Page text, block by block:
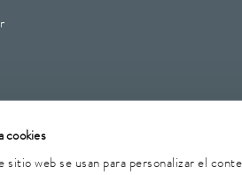
cookies
sitio web se usan para personalizar el